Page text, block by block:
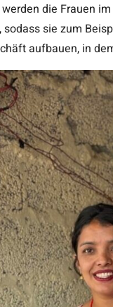
die Frauen
sie zum
aufbauen, in